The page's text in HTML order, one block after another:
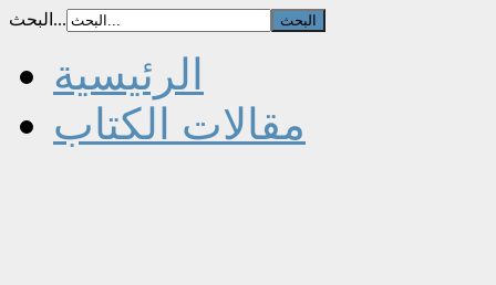
البحث...
الرئيسية
مقالات الكتاب